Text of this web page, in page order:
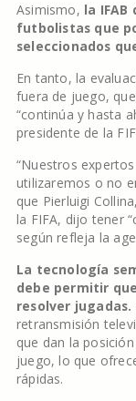
Asimismo, la
futbolistas que
seleccionados
En tanto, la
fuera de juego,
“continúa y hasta
presidente de la
“Nuestros
utilizaremos o no
que Pierluigi
la FIFA, dijo tener
según refleja la
La tecnología
debe permitir
resolver jugadas.
retransmisión
que dan la
juego, lo que
rápidas.